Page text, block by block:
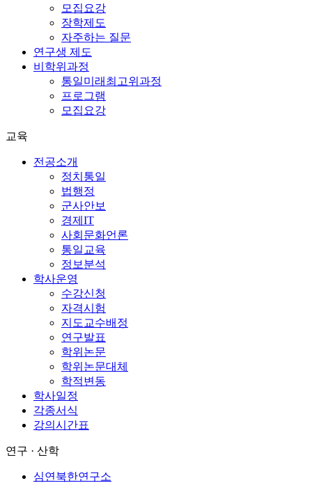
모집요강
장학제도
자주하는 질문
연구생 제도
비학위과정
통일미래최고위과정
프로그램
모집요강
교육
전공소개
정치통일
법행정
군사안보
경제IT
사회문화언론
통일교육
정보분석
학사운영
수강신청
자격시험
지도교수배정
연구발표
학위논문
학위논문대체
학적변동
학사일정
각종서식
강의시간표
연구 · 산학
심연북한연구소